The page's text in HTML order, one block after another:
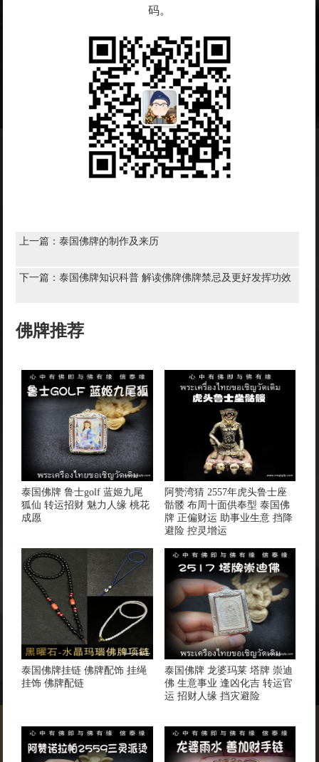
码。
上一篇：泰国佛牌的制作及来历
下一篇：泰国佛牌知识科普 解读佛牌佛牌禁忌及更好发挥功效
佛牌推荐
泰国佛牌 鲁士golf 蓝姬九尾
狐仙 转运招财 魅力人缘 桃花
成愿
阿赞湾猜 2557年虎头鲁士座
骷髅 布周十面供奉型 泰国佛
牌 正偏财运 助事业生意 挡降
避险 控灵增运
泰国佛牌挂链 佛牌配饰 挂绳
挂饰 佛牌配链
泰国佛牌 龙婆玛莱 塔牌 崇迪
佛 生意事业 逢凶化吉 转运官
运 招财人缘 挡灾避险